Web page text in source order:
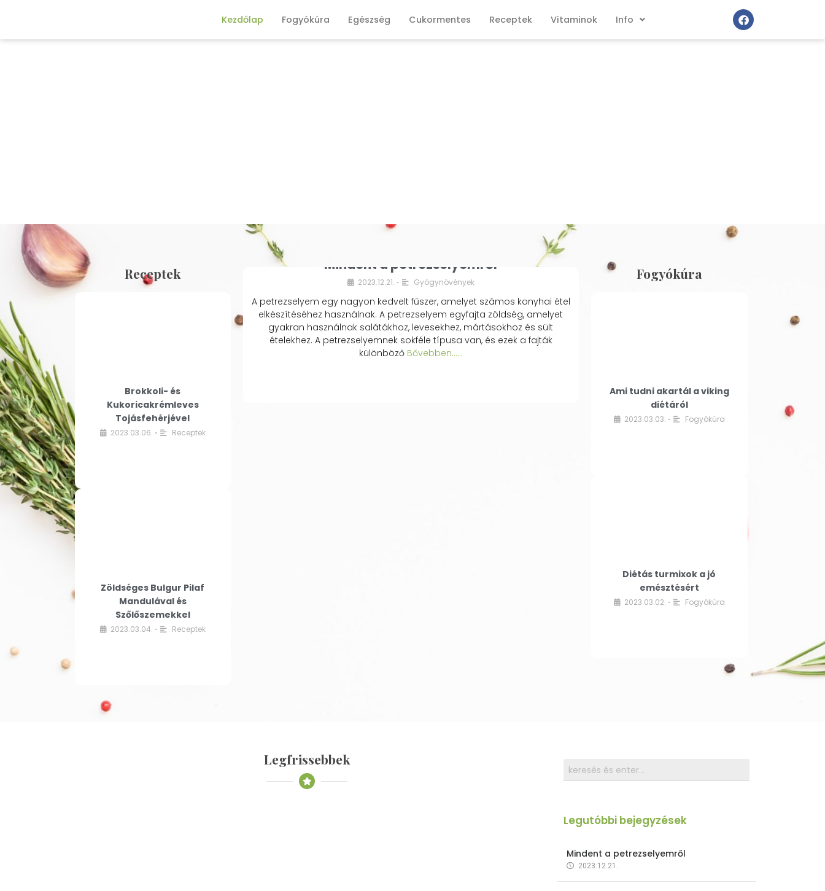
Kezdőlap Fogyókúra Egészség Cukormentes Receptek Vitaminok Info
Receptek
Brokkoli- és
Kukoricakrémleves
Tojásfehérjével
2023.03.06. • Receptek
Zöldséges Bulgur Pilaf
Mandulával és
Szőlőszemekkel
2023.03.04. • Receptek
Mindent a petrezselyemről
2023.12.21. • Gyógynövények
A petrezselyem egy nagyon kedvelt fűszer, amelyet számos konyhai étel
elkészítéséhez használnak. A petrezselyem egyfajta zöldség, amelyet
gyakran használnak salátákhoz, levesekhez, mártásokhoz és sült
ételekhez. A petrezselyemnek sokféle típusa van, és ezek a fajták
különbözőBővebben...…
Fogyókúra
Ami tudni akartál a viking
diétáról
2023.03.03. • Fogyókúra
Diétás turmixok a jó
emésztésért
2023.03.02. • Fogyókúra
Legfrissebbek
Legutóbbi bejegyzések
Mindent a petrezselyemről
2023.12.21.